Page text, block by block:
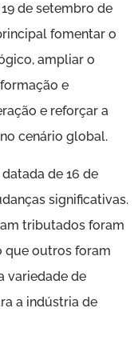
de setembro de
fomentar o
ampliar o
e
e reforçar a
cenário global.
datada de 16 de
significativas.
tributados foram
que outros foram
variedade de
a indústria de